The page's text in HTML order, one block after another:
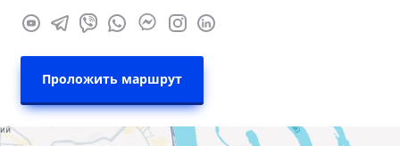
Проложить маршрут